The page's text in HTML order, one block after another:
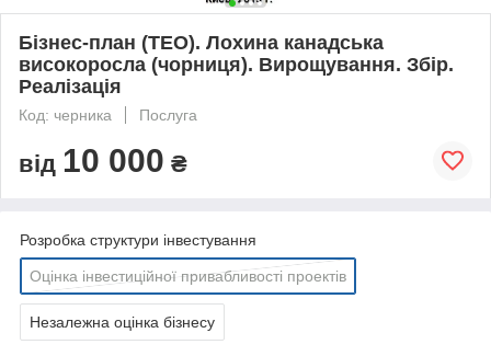
Бізнес-план (ТЕО). Лохина канадська
високоросла (чорниця). Вирощування. Збір.
Реалізація
Код: черника Послуга
від 10 000 ₴
Розробка структури інвестування
Оцінка інвестиційної привабливості проектів
Незалежна оцінка бізнесу